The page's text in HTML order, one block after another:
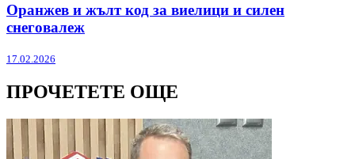
Оранжев и жълт код за виелици и силен
снеговалеж
17.02.2026
ПРОЧЕТЕТЕ ОЩЕ